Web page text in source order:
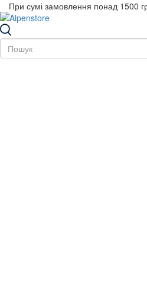
При сумі замовлення понад 1500